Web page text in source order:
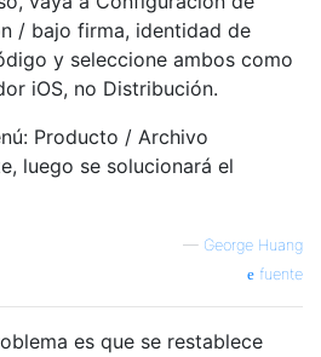
/ bajo firma, identidad de
y seleccione ambos como
iOS, no Distribución.
Producto / Archivo
luego se solucionará el
— George Huang
fuente
es que se restablece